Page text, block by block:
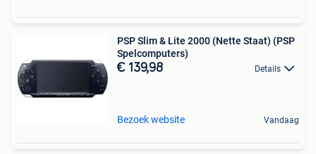
PSP Slim & Lite 2000 (Nette Staat) (PSP
Spelcomputers)
€ 139,98 Details
Bezoek website Vandaag